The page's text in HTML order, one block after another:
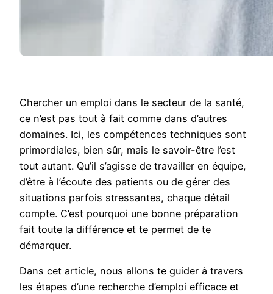
Chercher un emploi dans le secteur de la santé,
ce n’est pas tout à fait comme dans d’autres
domaines. Ici, les compétences techniques sont
primordiales, bien sûr, mais le savoir-être l’est
tout autant. Qu’il s’agisse de travailler en équipe,
d’être à l’écoute des patients ou de gérer des
situations parfois stressantes, chaque détail
compte. C’est pourquoi une bonne préparation
fait toute la différence et te permet de te
démarquer.
Dans cet article, nous allons te guider à travers
les étapes d’une recherche d’emploi efficace et